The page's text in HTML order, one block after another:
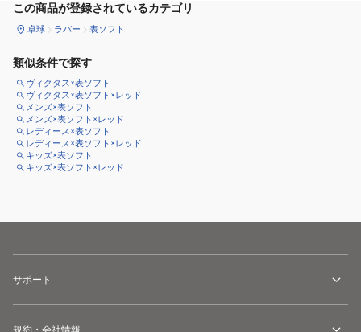
この商品が登録されているカテゴリ
卓球 ラバー 表ソフト
類似条件で探す
ヴィクタス×表ソフト
ヴィクタス×表ソフト×レッド
メンズ×表ソフト
メンズ×表ソフト×レッド
レディース×表ソフト
レディース×表ソフト×レッド
キッズ×表ソフト
キッズ×表ソフト×レッド
サポート
規約・会社情報